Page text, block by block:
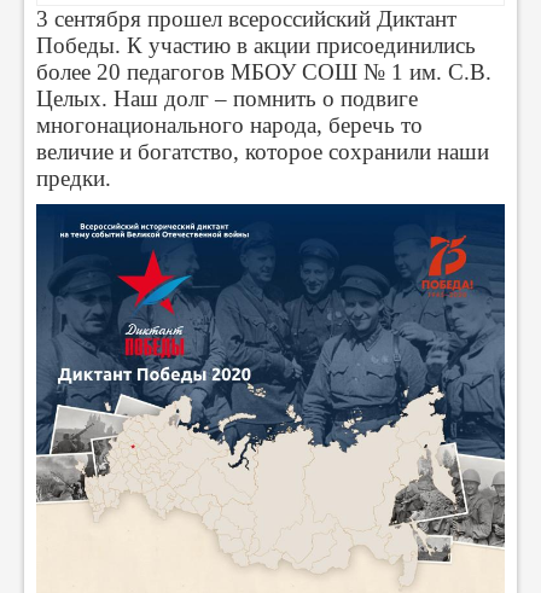
3 сентября прошел всероссийский Диктант
Победы. К участию в акции присоединились
более 20 педагогов МБОУ СОШ № 1 им. С.В.
Целых. Наш долг – помнить о подвиге
многонационального народа, беречь то
величие и богатство, которое сохранили наши
предки.